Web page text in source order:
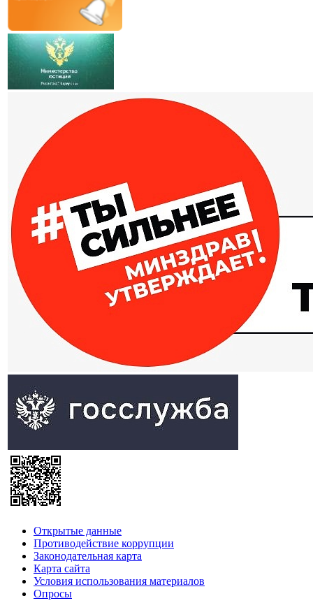
Открытые данные
Противодействие коррупции
Законодательная карта
Карта сайта
Условия использования материалов
Опросы